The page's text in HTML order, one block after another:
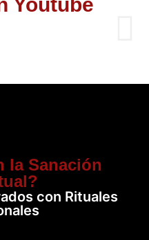
la Sanación
con Rituales